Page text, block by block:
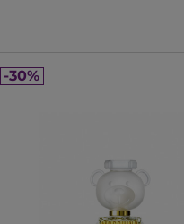
-30%